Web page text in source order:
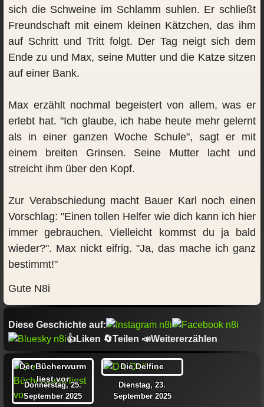
sich die Schweine im Schlamm suhlen. Er schließt
Freundschaft mit einem kleinen Kätzchen, das ihm
auf Schritt und Tritt folgt. Der Tag neigt sich dem
Ende zu und Max, seine Mutter und die Katze sitzen
auf einer Bank.
Max erzählt nochmal begeistert von allem, was er
erlebt hat. "Ich glaube, ich habe heute mehr gelernt
als in einer ganzen Woche Schule", sagt er mit
einem breiten Grinsen. Seine Mutter lacht und
streicht ihm über den Kopf.
Zur Verabschiedung macht Bauer Karl noch einen
Vorschlag: "Einen tollen Helfer wie dich kann ich hier
immer gebrauchen. Vielleicht kommst du ja bald
wieder?". Max nickt eifrig. "Ja, das mache ich ganz
bestimmt!"
Gute N8i
Diese Geschichte auf:
👍Liken 🔄Teilen 📣Weitererzählen
Der Bücherwurm
liest vor
Donnerstag, 25.
September 2025
Die Delfine
Dienstag, 23.
September 2025